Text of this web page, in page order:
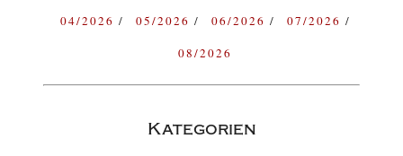
04/2026
05/2026 06/2026
07/2026
08/2026
Kategorien